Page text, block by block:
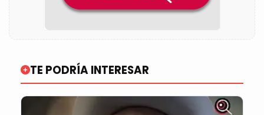
TE PODRÍA INTERESAR